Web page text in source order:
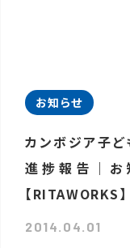
お知らせ
カンボジア子
進捗報告｜お
【RITAWORKS】
2014.04.01